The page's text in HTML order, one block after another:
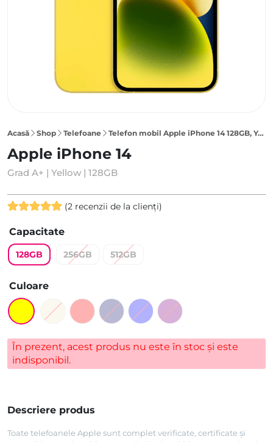
Acasă Shop Telefoane Telefon mobil Apple iPhone 14 128GB, Yellow
Apple iPhone 14
Grad A+ | Yellow | 128GB
5.00din 5
pe baza a
evaluări de
la clienți
(2 recenzii de la clienți)
Capacitate
128GB 256GB 512GB
Culoare
În prezent, acest produs nu este în stoc și este
indisponibil.
Descriere produs
Toate telefoanele Apple sunt complet verificate, certificate și